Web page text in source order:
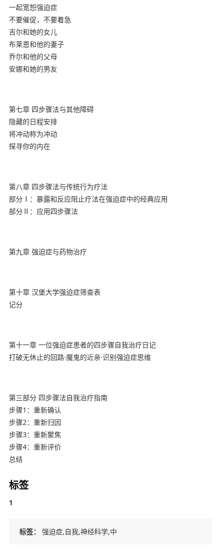
一起宽恕强迫症
不要催促，不要着急
吉尔和她的女儿
布莱恩和他的妻子
乔尔和他的父母
安娜和她的男友
第七章 四步骤法与其他障碍
隐藏的日程安排
将冲动称为冲动
探寻你的内在
第八章 四步骤法与传统行为疗法
部分Ⅰ：暴露和反应阻止疗法在强迫症中的经典应用
部分Ⅱ：应用四步骤法
第九章 强迫症与药物治疗
第十章 汉堡大学强迫症筛查表
记分
第十一章 一位强迫症患者的四步骤自我治疗日记
打破无休止的回路·魔鬼的近亲·识别强迫症思维
第三部分 四步骤法自我治疗指南
步骤1：重新确认
步骤2：重新归因
步骤3：重新聚焦
步骤4：重新评价
总结
标签
1
标签： 强迫症,自我,神经科学,中